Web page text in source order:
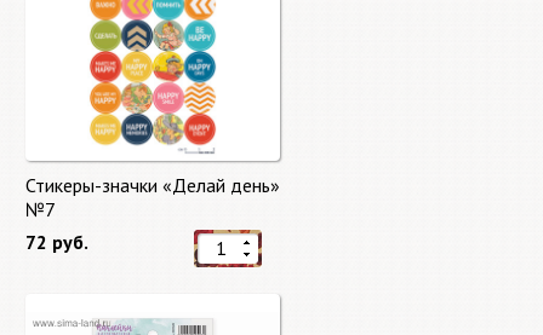
Стикеры-значки «Делай день»
№7
72 руб.